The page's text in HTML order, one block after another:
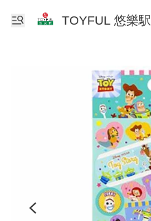
TOYFUL 悠樂駅